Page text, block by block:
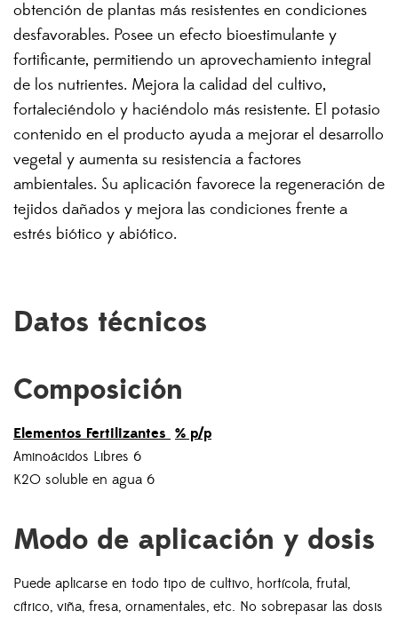
obtención de plantas más resistentes en condiciones
desfavorables. Posee un efecto bioestimulante y
fortificante, permitiendo un aprovechamiento integral
de los nutrientes. Mejora la calidad del cultivo,
fortaleciéndolo y haciéndolo más resistente. El potasio
contenido en el producto ayuda a mejorar el desarrollo
vegetal y aumenta su resistencia a factores
ambientales. Su aplicación favorece la regeneración de
tejidos dañados y mejora las condiciones frente a
estrés biótico y abiótico.
Datos técnicos
Composición
Elementos Fertilizantes % p/p
Aminoácidos Libres 6
K2O soluble en agua 6
Modo de aplicación y dosis
Puede aplicarse en todo tipo de cultivo, hortícola, frutal,
cítrico, viña, fresa, ornamentales, etc. No sobrepasar las dosis